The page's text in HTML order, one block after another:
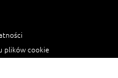
plików cookie